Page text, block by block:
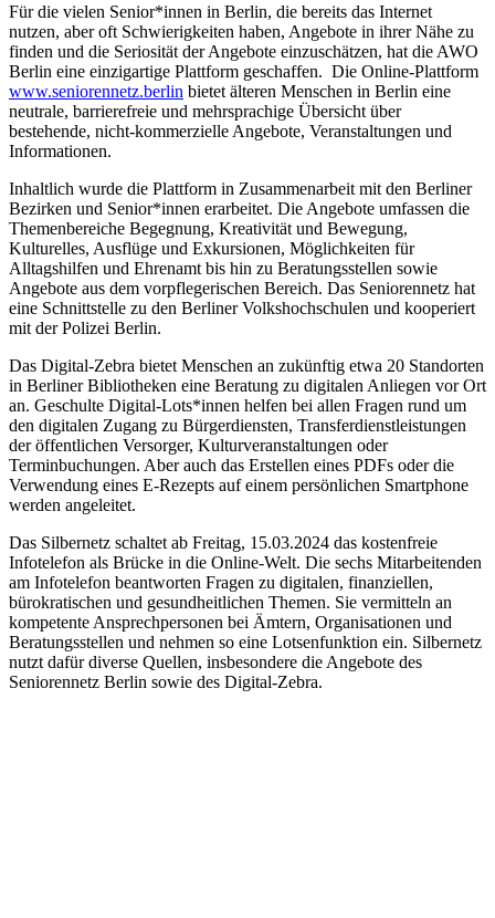
Für die vielen Senior*innen in Berlin, die bereits das Internet
nutzen, aber oft Schwierigkeiten haben, Angebote in ihrer Nähe zu
finden und die Seriosität der Angebote einzuschätzen, hat die AWO
Berlin eine einzigartige Plattform geschaffen. Die Online-Plattform
www.seniorennetz.berlin bietet älteren Menschen in Berlin eine
neutrale, barrierefreie und mehrsprachige Übersicht über
bestehende, nicht-kommerzielle Angebote, Veranstaltungen und
Informationen.
Inhaltlich wurde die Plattform in Zusammenarbeit mit den Berliner
Bezirken und Senior*innen erarbeitet. Die Angebote umfassen die
Themenbereiche Begegnung, Kreativität und Bewegung,
Kulturelles, Ausflüge und Exkursionen, Möglichkeiten für
Alltagshilfen und Ehrenamt bis hin zu Beratungsstellen sowie
Angebote aus dem vorpflegerischen Bereich. Das Seniorennetz hat
eine Schnittstelle zu den Berliner Volkshochschulen und kooperiert
mit der Polizei Berlin.
Das Digital-Zebra bietet Menschen an zukünftig etwa 20 Standorten
in Berliner Bibliotheken eine Beratung zu digitalen Anliegen vor Ort
an. Geschulte Digital-Lots*innen helfen bei allen Fragen rund um
den digitalen Zugang zu Bürgerdiensten, Transferdienstleistungen
der öffentlichen Versorger, Kulturveranstaltungen oder
Terminbuchungen. Aber auch das Erstellen eines PDFs oder die
Verwendung eines E-Rezepts auf einem persönlichen Smartphone
werden angeleitet.
Das Silbernetz schaltet ab Freitag, 15.03.2024 das kostenfreie
Infotelefon als Brücke in die Online-Welt. Die sechs Mitarbeitenden
am Infotelefon beantworten Fragen zu digitalen, finanziellen,
bürokratischen und gesundheitlichen Themen. Sie vermitteln an
kompetente Ansprechpersonen bei Ämtern, Organisationen und
Beratungsstellen und nehmen so eine Lotsenfunktion ein. Silbernetz
nutzt dafür diverse Quellen, insbesondere die Angebote des
Seniorennetz Berlin sowie des Digital-Zebra.